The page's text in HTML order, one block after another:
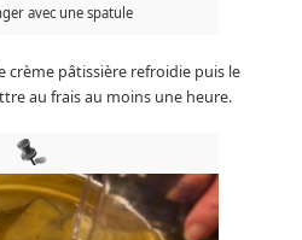
avec une spatule
crème pâtissière refroidie puis le
au frais au moins une heure.